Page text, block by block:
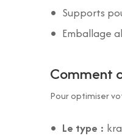
Supports
Emballage
Comment
Pour optimiser
Le type :